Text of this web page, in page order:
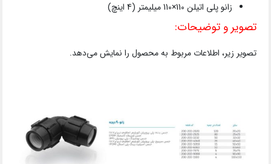
زانو پلی اتیلن 110×110 میلیمتر (4 اینچ)
تصویر و توضیحات:
تصویر زیر، اطلاعات مربوط به محصول را نمایش می‌دهد.